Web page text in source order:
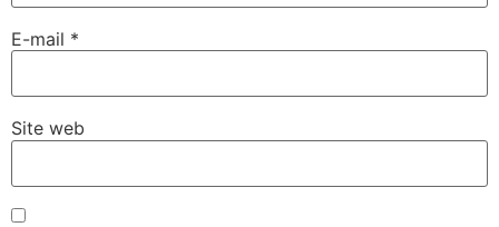
E-mail *
Site web